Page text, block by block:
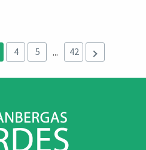
4 5 ... 42